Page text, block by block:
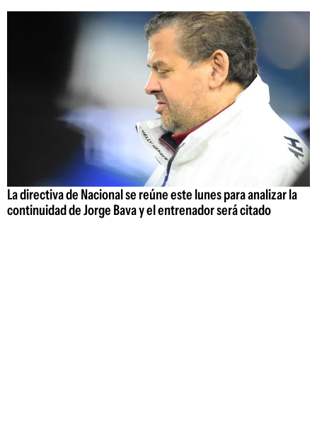
La directiva de Nacional se reúne este lunes para analizar la
continuidad de Jorge Bava y el entrenador será citado